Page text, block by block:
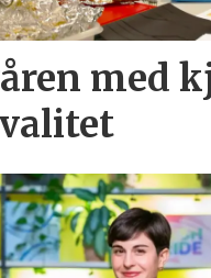
med